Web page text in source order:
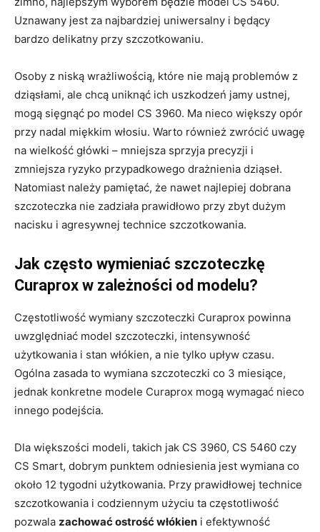
Uznawany jest za najbardziej uniwersalny i będący
bardzo delikatny przy szczotkowaniu.
Osoby z niską wrażliwością, które nie mają problemów z
dziąsłami, ale chcą uniknąć ich uszkodzeń jamy ustnej,
mogą sięgnąć po model CS 3960. Ma nieco większy opór
przy nadal miękkim włosiu. Warto również zwrócić uwagę
na wielkość główki – mniejsza sprzyja precyzji i
zmniejsza ryzyko przypadkowego drażnienia dziąseł.
Natomiast należy pamiętać, że nawet najlepiej dobrana
szczoteczka nie zadziała prawidłowo przy zbyt dużym
nacisku i agresywnej technice szczotkowania.
Jak często wymieniać szczoteczkę
Curaprox w zależności od modelu?
Częstotliwość wymiany szczoteczki Curaprox powinna
uwzględniać model szczoteczki, intensywność
użytkowania i stan włókien, a nie tylko upływ czasu.
Ogólna zasada to wymiana szczoteczki co 3 miesiące,
jednak konkretne modele Curaprox mogą wymagać nieco
innego podejścia.
Dla większości modeli, takich jak CS 3960, CS 5460 czy
CS Smart, dobrym punktem odniesienia jest wymiana co
około 12 tygodni użytkowania. Przy prawidłowej technice
szczotkowania i codziennym użyciu ta częstotliwość
pozwala zachować ostrość włókien i efektywność